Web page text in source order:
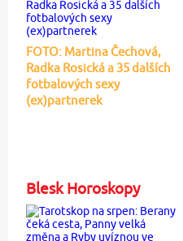
FOTO: Martina Čechová,
Radka Rosická a 35 dalších
fotbalových sexy
(ex)partnerek
Blesk Horoskopy